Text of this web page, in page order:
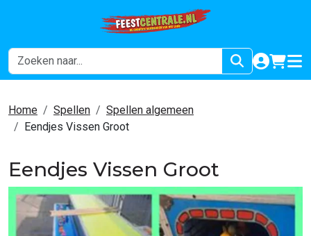
naar
Home Spellen
Spellen algemeen
Eendjes Vissen Groot
Eendjes Vissen Groot